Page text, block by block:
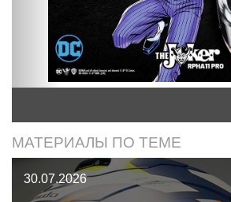
МАТЕРИАЛЫ ПО ТЕМЕ
30.07.2026